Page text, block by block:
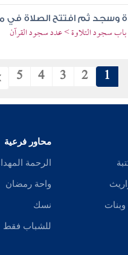
وسجد ثم افتتح الصلاة في
سجود التلاوة > عدد سجود القرآن
1
2
3
4
5
وبنات
محاور فرعية
الرحمة
واحة رمضان
نسك
للشباب فقط